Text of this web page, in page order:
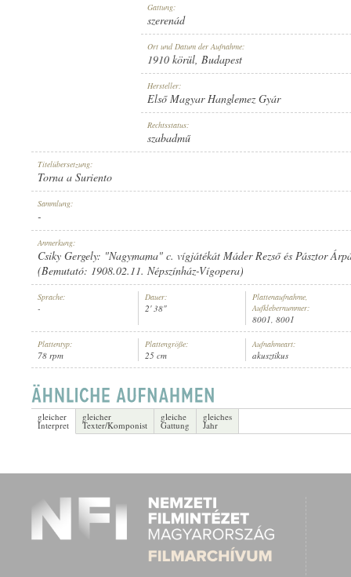
INTERPRET: CS. ÉS KIR. "FRIGYES FŐHERCEG" 52. GYALOGEZRED ZENEKARA
ELSŐ MAGYAR HANGLEMEZ GYÁR
8001
Gattung:
szerenád
Ort und Datum der Aufnahme:
1910 körül, Budapest
Hersteller:
Első Magyar Hanglemez Gyár
Rechtsstatus:
szabadmű
Titelübersetzung:
Torna a Suriento
Sammlung:
-
Anmerkung:
Csiky Gergely: "Nagymama" c. vígjátékát Máder Rezső és Pásztor
(Bemutató: 1908.02.11. Népszínház-Vígopera)
Sprache:
-
Dauer:
2' 38"
Plattenaufnahme,
Aufklebernummer:
8001, 8001
Plattentyp:
78 rpm
Plattengröße:
25 cm
Aufnahmeart:
akusztikus
gleicher
Interpret
gleicher
Texter/Komponist
gleiche
Gattung
gleiches
Jahr